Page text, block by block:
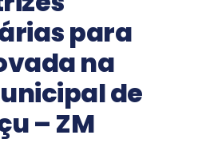
ao Regularize
Regularize Diário de
para
na
de
– ZM